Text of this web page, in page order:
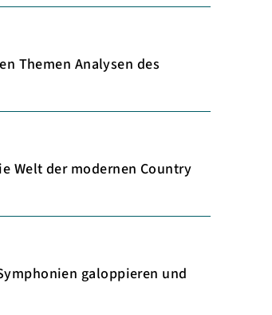
Themen Analysen des
Welt der modernen Country
galoppieren und